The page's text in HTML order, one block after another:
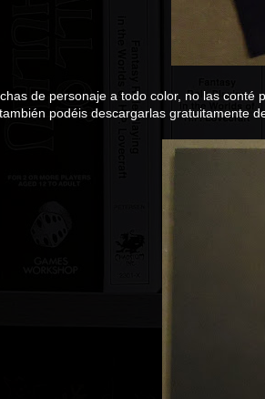
de personaje a todo color, no las
podéis descargarlas gratuitamente
campaña